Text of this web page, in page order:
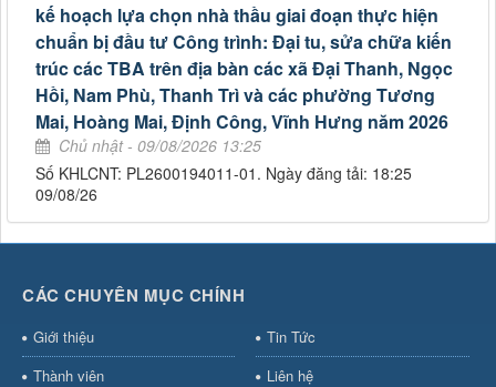
kế hoạch lựa chọn nhà thầu giai đoạn thực hiện
chuẩn bị đầu tư Công trình: Đại tu, sửa chữa kiến
trúc các TBA trên địa bàn các xã Đại Thanh, Ngọc
Hồi, Nam Phù, Thanh Trì và các phường Tương
Mai, Hoàng Mai, Định Công, Vĩnh Hưng năm 2026
Chủ nhật - 09/08/2026 13:25
Số KHLCNT: PL2600194011-01. Ngày đăng tải: 18:25
09/08/26
CÁC CHUYÊN MỤC CHÍNH
Giới thiệu
Tin Tức
Thành viên
Liên hệ